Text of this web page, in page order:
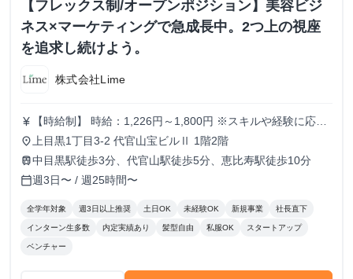
【フレックス制/オープンポジション】美容ビジ
ネス×マーケティングで急成長中。2つ上の視座
を追求し続けよう。
株式会社Lime
currency_yen
【時給制】 時給：1,226円～1,800円 ※スキルや経験に応じ
て昇給します。 【月給制】 尚、フルコミットできる方は月
給制もご用意しております。 月給: 230,000円〜 ※毎月行う
評価面談により毎月昇給の可能性あり ※年間の昇給平均額
80,000円 <モデル月収> 260,000円 /入社6ヶ月 330,000
円 /入社1年 400,000円 /入社1年半 500,000円 /入社2年
place 上目黒1丁目3-2 代官山宝ビルⅡ 1階2階
train中目黒駅徒歩3分、代官山駅徒歩5分、恵比寿駅徒歩10分
calendar_today週3日〜 / 週25時間〜
全学年対象 週3日以上推奨 土日OK 未経験OK 新規事業 社長直下
インターン生多数 内定実績あり 髪型自由 私服OK スタートアップ
ベンチャー